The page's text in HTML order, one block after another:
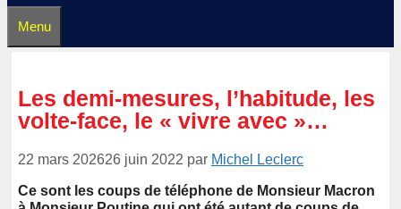
Menu
Les demi-mesures, l’habitude, les
volte-face, le « vivre avec »…
22 mars 202626 juin 2022 par Michel Leclerc
Ce sont les coups de téléphone de Monsieur Macron